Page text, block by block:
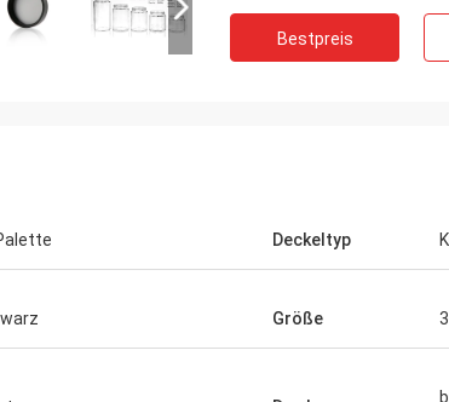
Bestpreis
Deckeltyp
Größe